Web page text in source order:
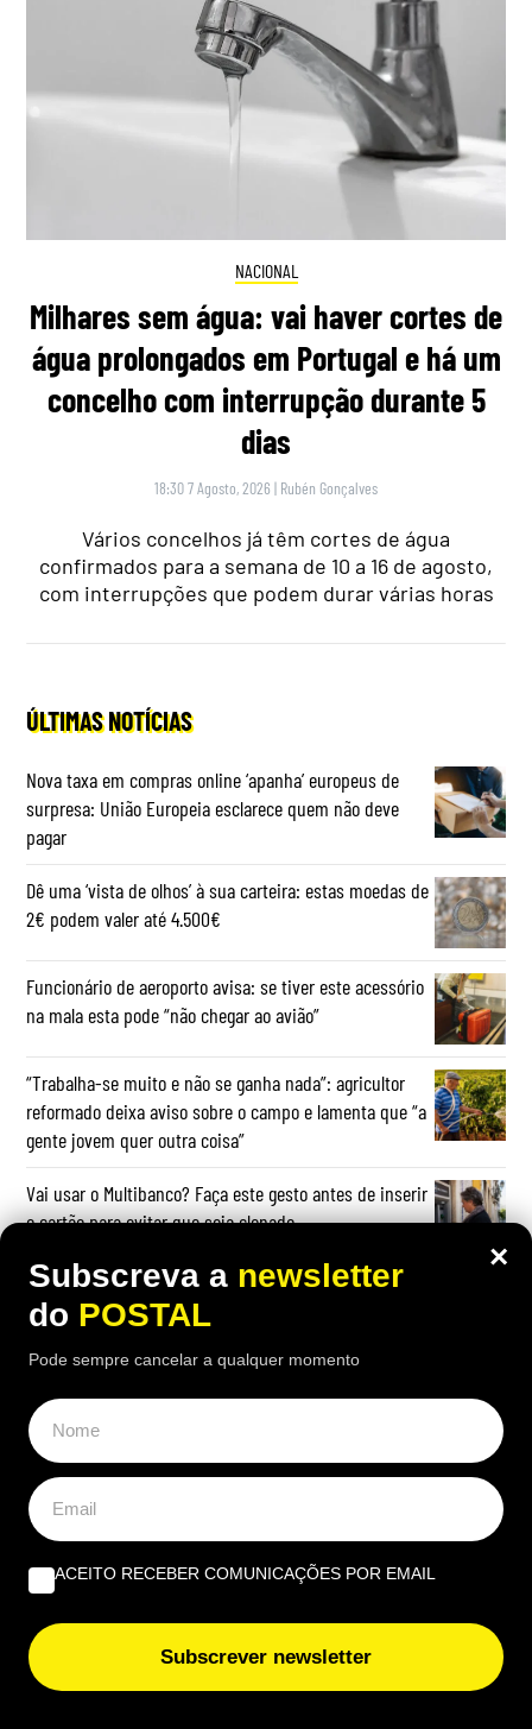
NACIONAL
Milhares sem água: vai haver cortes de
água prolongados em Portugal e há um
concelho com interrupção durante 5
dias
18:30 7 Agosto, 2026 | Rubén Gonçalves
Vários concelhos já têm cortes de água
confirmados para a semana de 10 a 16 de agosto,
com interrupções que podem durar várias horas
ÚLTIMAS NOTÍCIAS
Nova taxa em compras online ‘apanha’ europeus de
surpresa: União Europeia esclarece quem não deve
pagar
Dê uma ‘vista de olhos’ à sua carteira: estas moedas de
2€ podem valer até 4.500€
Funcionário de aeroporto avisa: se tiver este acessório
na mala esta pode “não chegar ao avião”
“Trabalha-se muito e não se ganha nada”: agricultor
reformado deixa aviso sobre o campo e lamenta que “a
gente jovem quer outra coisa”
Vai usar o Multibanco? Faça este gesto antes de inserir
o cartão para evitar que seja clonado
OPINIÃO
Do amor ao ódio vai apenas um passo | Por Henrique
Dias Freire
Albufeira, trânsito, ruído e equilíbrio | Por António
Governantes no Algarve: de reino a região transnacional
| Por Virgílio Machado
×
Subscreva a newsletter
do POSTAL
Pode sempre cancelar a qualquer momento
ACEITO RECEBER COMUNICAÇÕES POR EMAIL
Subscrever newsletter